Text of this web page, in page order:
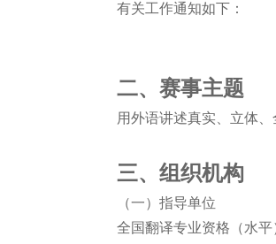
有关工作通知如下：
二、赛事主题
用外语讲述真实、立体、
三、组织机构
（一）指导单位
全国翻译专业资格（水